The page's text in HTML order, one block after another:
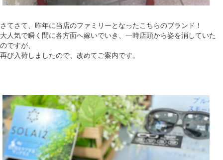
さてさて、昨年に当店のファミリーとなったこちらのブランド！
大人気で瞬く間に各方面へ嫁いでいき、一時店頭から姿を消していた
のですが、
再び入荷しましたので、改めてご案内です。